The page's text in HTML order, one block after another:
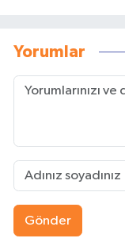
Yorumlar
Gönder